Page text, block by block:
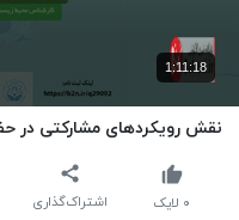
1:11:18
نقش رویکردهای مشارکتی در
اشتراک‌گذاری ۰ لایک